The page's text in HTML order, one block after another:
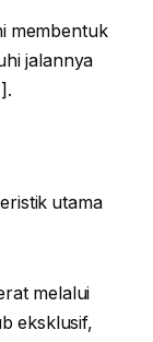
membentuk
jalannya
utama
melalui
eksklusif,